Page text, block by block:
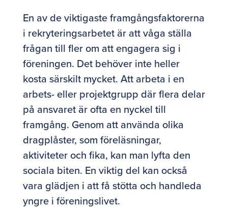
En av de viktigaste framgångsfaktorerna
i rekryteringsarbetet är att våga ställa
frågan till fler om att engagera sig i
föreningen. Det behöver inte heller
kosta särskilt mycket. Att arbeta i en
arbets- eller projektgrupp där flera delar
på ansvaret är ofta en nyckel till
framgång. Genom att använda olika
dragplåster, som föreläsningar,
aktiviteter och fika, kan man lyfta den
sociala biten. En viktig del kan också
vara glädjen i att få stötta och handleda
yngre i föreningslivet.